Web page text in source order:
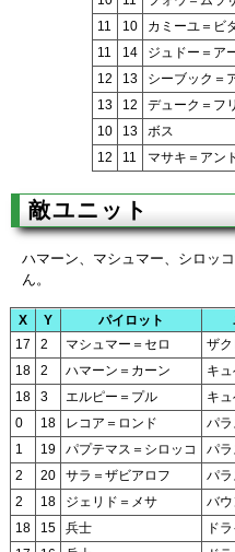
11
10 カミーユ＝ビ
11
14 ジュドー＝ア
12
13 シーブック＝
13
12 デューク＝フ
10
13 ボス
12
11 マサキ＝アン
敵ユニット
ハマーン、マシュマー、シロッ
ん。
X Y パイロット
17
2 マシュマー＝セロ ザ
18
2 ハマーン＝カーン キ
18
3 エルピー＝プル キ
0
18 レコア＝ロンド パ
1
19 パプテマス＝シロッコ パ
2
20 サラ＝ザビアロフ パ
2
18 ジェリド＝メサ バウ
18
15 兵士 ド